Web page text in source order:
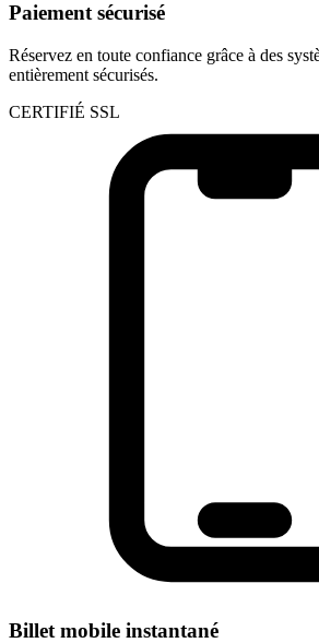
Paiement sécurisé
Réservez en toute confiance grâce à des
entièrement sécurisés.
CERTIFIÉ SSL
Billet mobile instantané